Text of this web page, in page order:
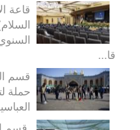
قاعة
قا...
قسم
حملة